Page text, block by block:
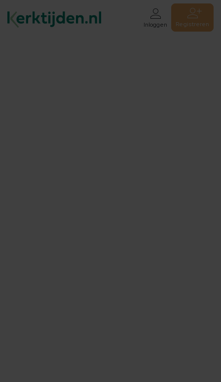
Inloggen Registreren